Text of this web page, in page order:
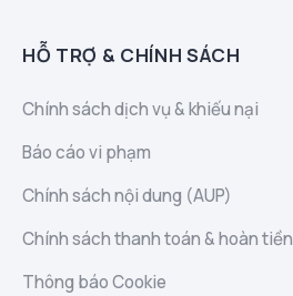
HỖ TRỢ & CHÍNH SÁCH
Chính sách dịch vụ & khiếu nại
Báo cáo vi phạm
Chính sách nội dung (AUP)
Chính sách thanh toán & hoàn tiền
Thông báo Cookie